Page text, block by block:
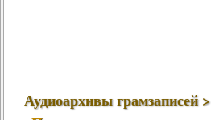
Аудиоархивы грамзаписей >